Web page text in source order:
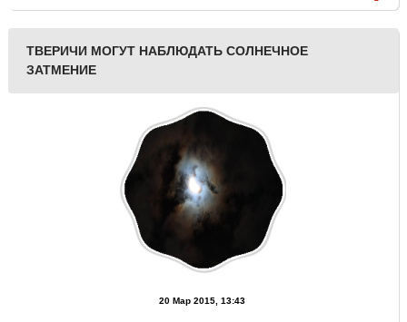
ТВЕРИЧИ МОГУТ НАБЛЮДАТЬ СОЛНЕЧНОЕ
ЗАТМЕНИЕ
20 Мар 2015, 13:43